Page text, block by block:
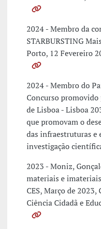
2024 - Membro da
STARBURSTING
Porto, 12 Fevereiro
2024 - Membro do
Concurso promovido
de Lisboa - Lisboa
que promovam o
das infraestruturas e
investigação
2023 - Moniz,
materiais e
CES, Março de
Ciência Cidadã e